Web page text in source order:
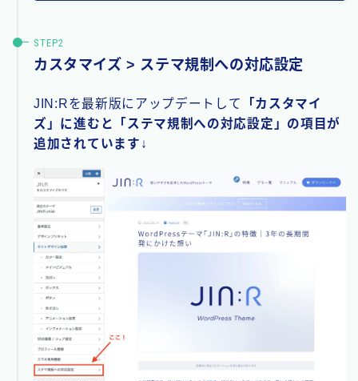
カスタマイズ > ステマ規制への対応設定
JIN:Rを最新版にアップデートして
「カスタマイ
ズ」に進むと「ステマ規制への対応設定」の項目が
追加されています ↓